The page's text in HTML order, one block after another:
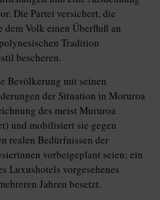
Die Partei versichert, die
dem Volk einen Überfluß an
Tradition
bescheren.
Bevölkerung mit seinen
der Situation in Moruroa
des meist Mururoa
und mobilisiert sie gegen
realen Bedürfnissen der
vorbeigeplant seien; ein
Luxushotels vorgesehenes
Jahren besetzt.